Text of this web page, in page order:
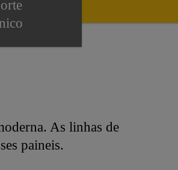
As linhas de
paineis.